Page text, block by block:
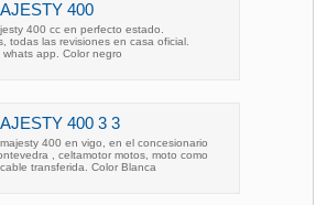
400
400 cc en perfecto estado.
todas las revisiones en casa oficial.
app. Color negro
400 3 3
400 en vigo, en el concesionario
, celtamotor motos, moto como
transferida. Color Blanca